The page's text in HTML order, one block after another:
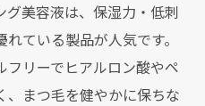
グ美容液は、保湿力・低刺
ている製品が人気です。
フリーでヒアルロン酸やペ
、まつ毛を健やかに保ちな